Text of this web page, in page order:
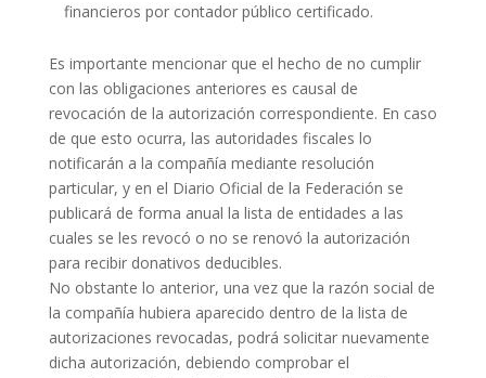
financieros por contador público certificado.
Es importante mencionar que el hecho de no cumplir
con las obligaciones anteriores es causal de
revocación de la autorización correspondiente. En caso
de que esto ocurra, las autoridades fiscales lo
notificarán a la compañía mediante resolución
particular, y en el Diario Oficial de la Federación se
publicará de forma anual la lista de entidades a las
cuales se les revocó o no se renovó la autorización
para recibir donativos deducibles.
No obstante lo anterior, una vez que la razón social de
la compañía hubiera aparecido dentro de la lista de
autorizaciones revocadas, podrá solicitar nuevamente
dicha autorización, debiendo comprobar el